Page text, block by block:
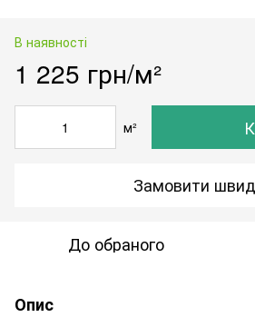
В наявності
1 225 грн/м²
м²
Замовити
До обраного
Опис